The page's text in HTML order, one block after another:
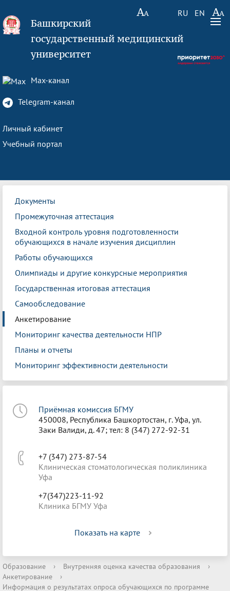
RU EN
Башкирский
государственный медицинский
университет
Max-канал
Telegram-канал
Личный кабинет
Учебный портал
Документы
Промежуточная аттестация
Входной контроль уровня подготовленности
обучающихся в начале изучения дисциплин
Работы обучающихся
Олимпиады и другие конкурсные мероприятия
Государственная итоговая аттестация
Самообследование
Анкетирование
Мониторинг качества деятельности НПР
Планы и отчеты
Мониторинг эффективности деятельности
Приёмная комиссия БГМУ
450008, Республика Башкортостан, г. Уфа, ул.
Заки Валиди, д. 47; тел: 8 (347) 272-92-31
+7 (347) 273-87-54
Клиническая стоматологическая поликлиника
Уфа
+7(347)223-11-92
Клиника БГМУ Уфа
Показать на карте
Образование › Внутренняя оценка качества образования
›
Анкетирование
›
Информация о результатах опроса обучающихся по программе